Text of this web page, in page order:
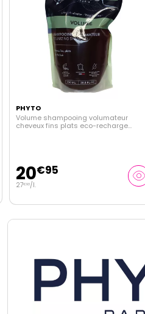
PHYTO
Volume shampooing volumateur
cheveux fins plats eco-recharge
20€95
27€93/l.